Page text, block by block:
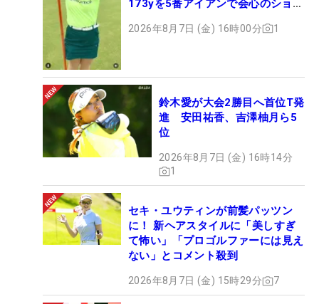
173yを5番アイアンで会心のショッ
2026年8月7日 (金) 16時00分 1
鈴木愛が大会2勝目へ首位T発
進 安田祐香、吉澤柚月ら5
位
2026年8月7日 (金) 16時14分
1
セキ・ユウティンが前髪パッツン
に！ 新ヘアスタイルに「美しすぎ
て怖い」「プロゴルファーには見え
ない」とコメント殺到
2026年8月7日 (金) 15時29分 7